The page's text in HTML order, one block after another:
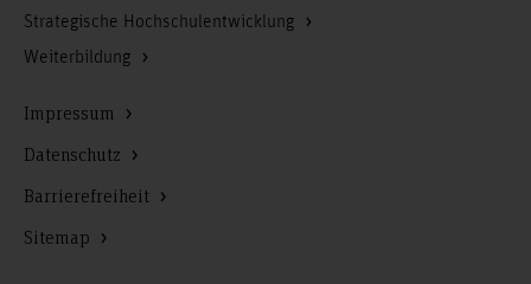
Strategische Hochschulentwicklung
Weiterbildung
Impressum
Datenschutz
Barrierefreiheit
Sitemap